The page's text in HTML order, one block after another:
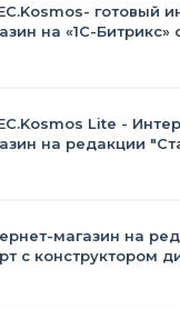
готовый
на «1С-Битрикс»
Lite -
на редакции
магазин на
с конструктором